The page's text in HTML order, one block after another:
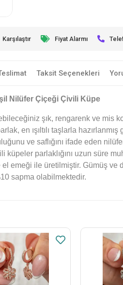
Karşılaştır Fiyat Alarmı
Taksit Seçenekleri
Nilüfer Çiçeği Çivili Küpe
şık, rengarenk ve
en ışıltılı taşlarla
ve saflığını ifade eden
parlaklığını uzun süre
emeği ile üretilmiştir. Gümüş ve
sapma olabilmektedir.